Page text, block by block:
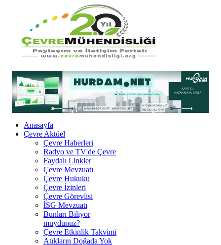
Anasayfa
Çevre Aktüel
Çevre Haberleri
Radyo ve TV'de Çevre
Faydalı Linkler
Çevre Mevzuatı
Çevre Hukuku
Çevre İzinleri
Çevre Görevlisi
İSG Mevzuatı
Bunları Biliyor
muydunuz?
Çevre Etkinlik Takvimi
Atıkların Doğada Yok